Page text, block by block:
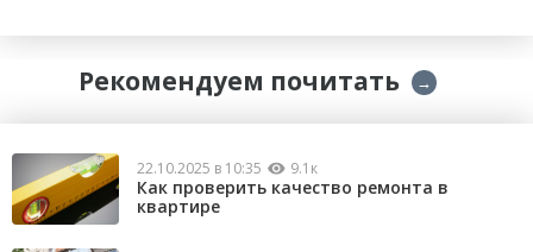
Рекомендуем почитать →
22.10.2025 в 10:35 9.1к
Как проверить качество ремонта в
квартире